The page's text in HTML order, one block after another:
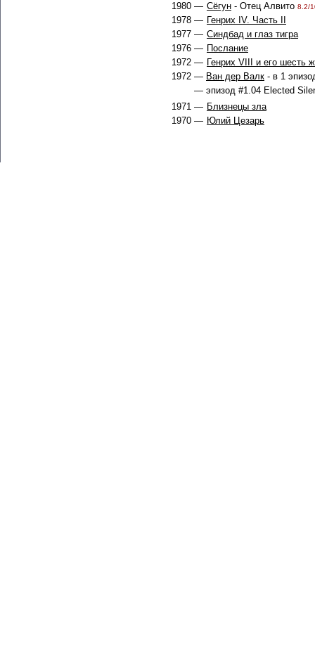
1980 — Сёгун - Отец Алвито 8.2/
1978 — Генрих IV. Часть II
1977 — Синдбад и глаз тигра
1976 — Послание
1972 — Генрих VIII и его шесть
1972 — Ван дер Валк - в 1
— эпизод #1.04 Elected
1971 — Близнецы зла
1970 — Юлий Цезарь